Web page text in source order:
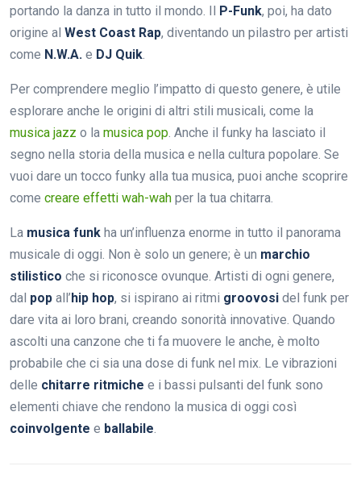
portando la danza in tutto il mondo. Il
P-Funk, poi, ha dato
origine al West Coast Rap, diventando un pilastro per artisti
come N.W.A. e DJ Quik.
Per comprendere meglio l’impatto di questo genere, è utile
esplorare anche le origini di altri stili musicali, come la
musica jazz o la musica pop. Anche il funky ha lasciato il
segno nella storia della musica e nella cultura popolare. Se
vuoi dare un tocco funky alla tua musica, puoi anche scoprire
come creare effetti wah-wah per la tua chitarra.
La musica funk ha un’influenza enorme in tutto il panorama
musicale di oggi. Non è solo un genere; è un marchio
stilistico che si riconosce ovunque. Artisti di ogni genere,
dal pop all’ hip hop, si ispirano ai ritmi groovosi del funk per
dare vita ai loro brani, creando sonorità innovative. Quando
ascolti una canzone che ti fa muovere le anche, è molto
probabile che ci sia una dose di funk nel mix. Le vibrazioni
delle chitarre ritmiche e i bassi pulsanti del funk sono
elementi chiave che rendono la musica di oggi così
coinvolgente e ballabile.